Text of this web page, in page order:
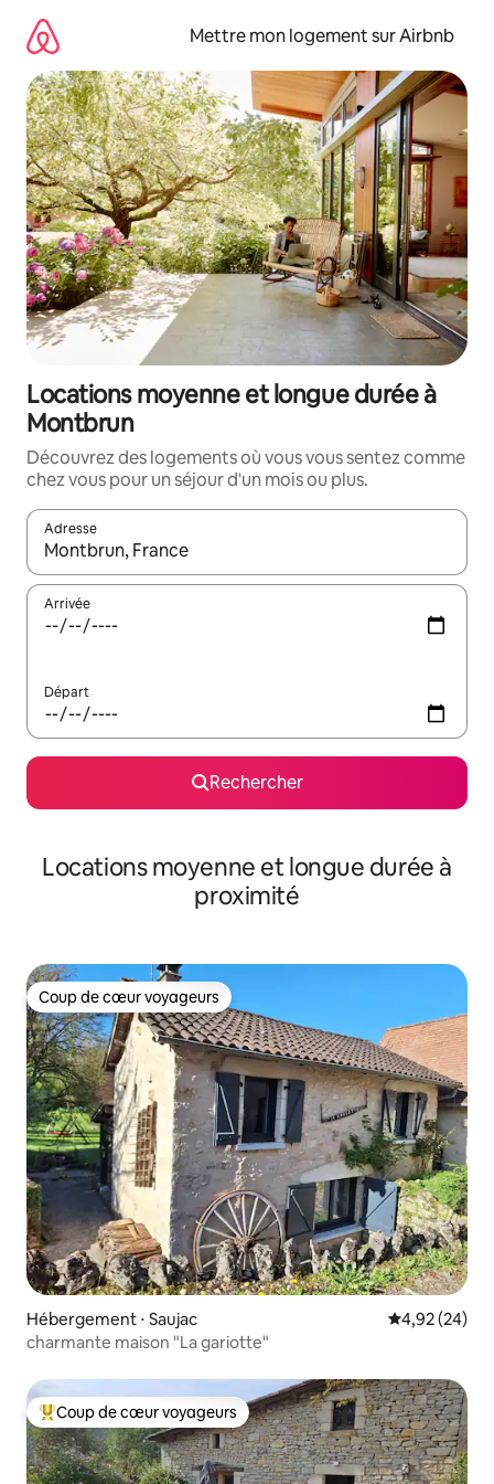
directement
contenu
Mettre mon logement sur Airbnb
Locations moyenne et longue durée à
Montbrun
Découvrez des logements où vous vous sentez comme
chez vous pour un séjour d'un mois ou plus.
Adresse
Lorsque les résultats s'affichent, utilisez les flèches vers le
Arrivée
Départ
Rechercher
Locations moyenne et longue durée à
proximité
Coup de cœur voyageurs
Coup de cœur voyageurs
Hébergement ⋅ Saujac Évaluation
4,92 (24)
charmante maison "La gariotte"
Coups de cœur voyageurs les plus appréciés
Coup de cœur voyageurs